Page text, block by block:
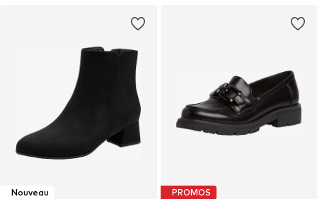
Nouveau PROMOS